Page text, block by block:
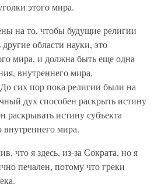
этого мира.
на то, чтобы будущие религии
области науки, это
мира, и должна быть еще одна
внутреннего мира,
сих пор пока религии были на
дух способен раскрыть истину
раскрывать истину субъекта
мира.
что я здесь, из-за Сократа, но я
печален, потому что греки